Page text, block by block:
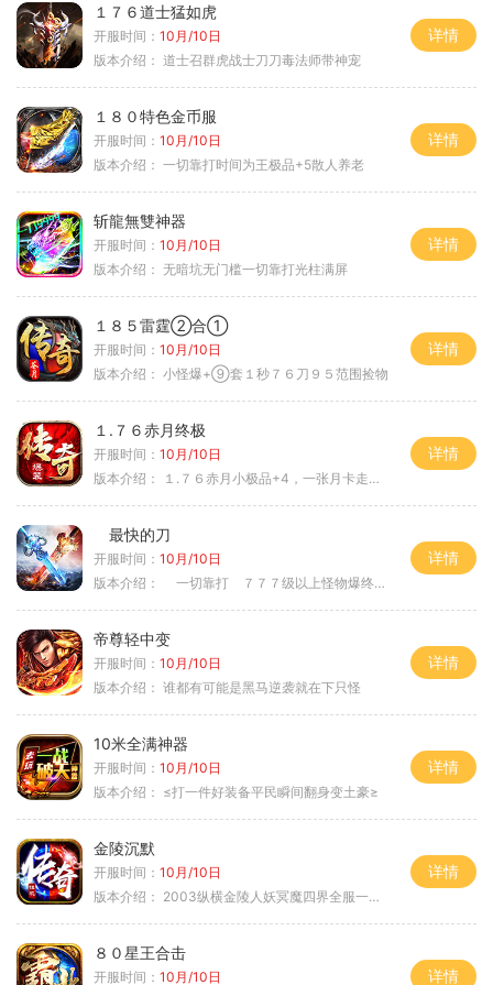
１７６道士猛如虎
开服时间： 10月/10日
版本介绍： 道士召群虎战士刀刀毒法师带神宠
详情
１８０特色金币服
开服时间： 10月/10日
版本介绍： 一切靠打时间为王极品+5散人养老
详情
斩龍無雙神器
开服时间： 10月/10日
版本介绍： 无暗坑无门槛一切靠打光柱满屏
详情
１８５雷霆②合①
开服时间： 10月/10日
版本介绍： 小怪爆+⑨套１秒７６刀９５范围捡物
详情
１.７６赤月终极
开服时间： 10月/10日
版本介绍：
１.７６赤月小极品+4，一张月卡走天涯b
详情
最快的刀
开服时间： 10月/10日
版本介绍：
一切靠打 ７７７级以上怪物爆终极
详情
帝尊轻中变
开服时间： 10月/10日
版本介绍： 谁都有可能是黑马逆袭就在下只怪
详情
10米全满神器
开服时间： 10月/10日
版本介绍： ≤打一件好装备平民瞬间翻身变土豪≥
详情
金陵沉默
开服时间： 10月/10日
版本介绍： 2003纵横金陵人妖冥魔四界全服一切靠
详情
８０星王合击
开服时间： 10月/10日
详情